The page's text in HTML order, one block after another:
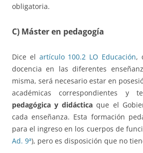
obligatoria.
C) Máster en pedagogía
Dice el artículo 100.2 LO Educación,
docencia en las diferentes
misma, será necesario estar en
académicas correspondientes y
pedagógica y didáctica que el
cada enseñanza. Esta formación
para el ingreso en los cuerpos de
Ad. 9ª), pero es disposición que no